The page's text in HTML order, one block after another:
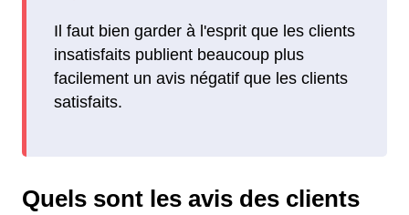
Il faut bien garder à l'esprit que les clients
insatisfaits publient beaucoup plus
facilement un avis négatif que les clients
satisfaits.
Quels sont les avis des clients